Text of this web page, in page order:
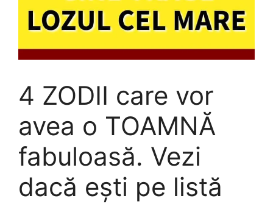
4 ZODII care vor
avea o TOAMNĂ
fabuloasă. Vezi
dacă ești pe listă